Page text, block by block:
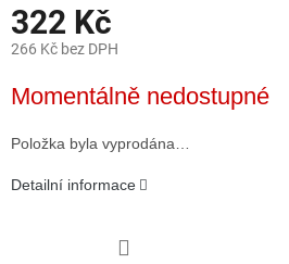
322 Kč
266 Kč bez DPH
cena:
Momentálně nedostupné
Položka byla vyprodána…
Detailní informace